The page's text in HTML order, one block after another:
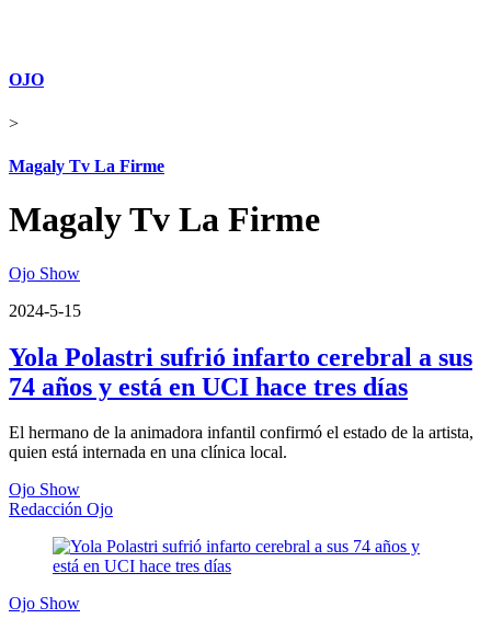
OJO
>
Magaly Tv La Firme
Magaly Tv La Firme
Ojo Show
2024-5-15
Yola Polastri sufrió infarto cerebral a sus
74 años y está en UCI hace tres días
El hermano de la animadora infantil confirmó el estado de la artista,
quien está internada en una clínica local.
Ojo Show
Redacción Ojo
Ojo Show